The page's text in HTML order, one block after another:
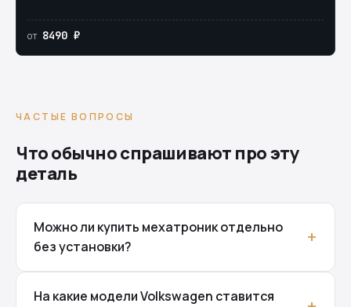
от 8490 ₽
ЧАСТЫЕ ВОПРОСЫ
Что обычно спрашивают про эту
деталь
Можно ли купить мехатроник отдельно
без установки?
На какие модели Volkswagen ставится